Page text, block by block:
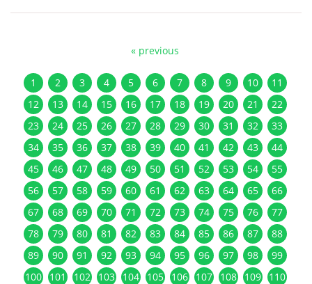
« previous
1 2 3 4 5 6 7 8 9 10
11
12
13 14 15 16 17 18 19 20 21
22
23
24 25 26 27 28 29 30 31 32
33
34
35 36 37 38 39 40 41 42 43
44
45
46 47 48 49 50 51 52 53 54
55
56
57 58 59 60 61 62 63 64 65
66
67
68 69 70 71 72 73 74 75 76
77
78
79 80 81 82 83 84 85 86 87
88
89
90 91 92 93 94 95 96 97 98
99
100 101 102 103 104 105 106 107 108 109 110